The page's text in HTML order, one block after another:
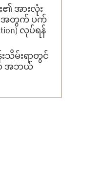
အားလုံး
းအတွက် ပက်
လုပ်ရန်
သိမ်းရာတွင်
ာ အဘယ်